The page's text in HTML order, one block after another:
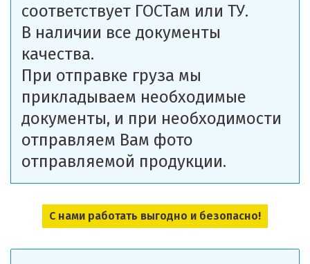
соответствует ГОСТам или ТУ.
В наличии все документы
качества.
При отправке груза мы
прикладываем необходимые
документы, и при необходимости
отправляем Вам фото
отправляемой продукции.
С нами работать выгодно и безопасно!